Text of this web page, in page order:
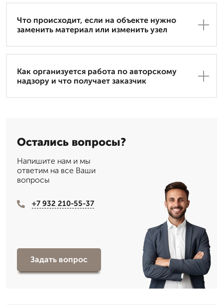
Что происходит, если на объекте нужно
заменить материал или изменить узел
Как организуется работа по авторскому
надзору и что получает заказчик
Остались вопросы?
Напишите нам и мы
ответим на все Ваши
вопросы
+7 932 210-55-37
Задать вопрос